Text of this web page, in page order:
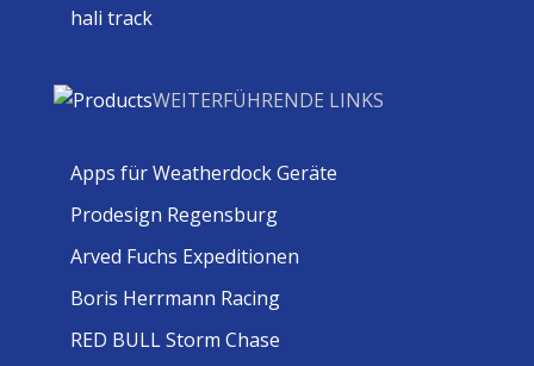
hali track
WEITERFÜHRENDE LINKS
Apps für Weatherdock Geräte
Prodesign Regensburg
Arved Fuchs Expeditionen
Boris Herrmann Racing
RED BULL Storm Chase